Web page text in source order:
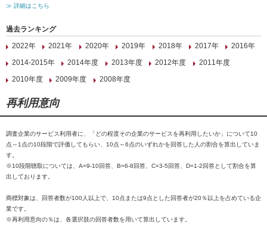
≫ 詳細はこちら
過去ランキング
2022年
2021年 2020年 2019年 2018年 2017年
2016年
2014-2015年
2014年度 2013年度 2012年度
2011年度
2010年度
2009年度 2008年度
再利用意向
調査企業のサービス利用者に、「どの程度その企業のサービスを再利用したいか」について10
点～1点の10段階で評価してもらい、10点～6点のいずれかを回答した人の割合を算出していま
す。
※10段階聴取については、A=9-10回答、B=6-8回答、C=3-5回答、D=1-2回答として割合を算
出しております。
商標対象は、回答者数が100人以上で、10点または9点とした回答者が20％以上を占めている企
業です。
※再利用意向の％は、各選択肢の回答者数を用いて算出しています。